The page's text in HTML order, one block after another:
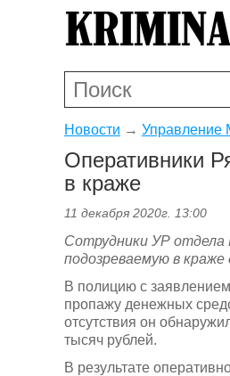
Новости → Управление
Оперативники
в краже
11 декабря 2020г. 13:00
Сотрудники УР отдела
подозреваемую в краже
В полицию с
пропажу денежных
отсутствия он
тысяч рублей.
В результате